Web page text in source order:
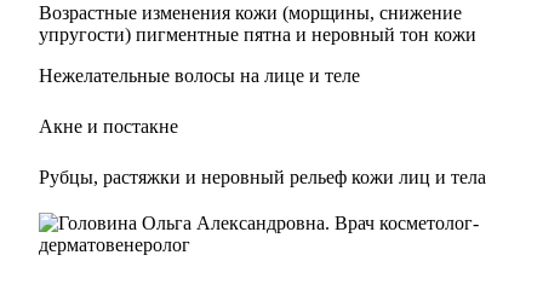
Возрастные изменения кожи (морщины, снижение
упругости) пигментные пятна и неровный тон кожи
Нежелательные волосы на лице и теле
Акне и постакне
Рубцы, растяжки и неровный рельеф кожи лиц и тела